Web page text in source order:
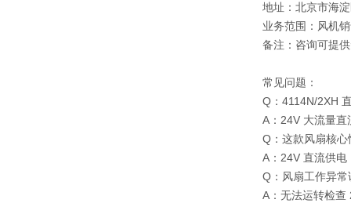
地址：北京市海
业务范围：风机
备注：咨询可提
常见问题：
Q：4114N/2XH
A：24V 大流量
Q：这款风扇核
A：24V 直流供
Q：风扇工作异
A：无法运转检查